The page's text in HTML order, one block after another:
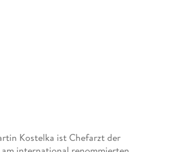
Kostelka ist Chefarzt der